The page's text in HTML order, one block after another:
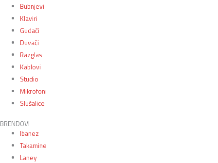
Bubnjevi
Klaviri
Gudači
Duvači
Razglas
Kablovi
Studio
Mikrofoni
Slušalice
BRENDOVI
Ibanez
Takamine
Laney